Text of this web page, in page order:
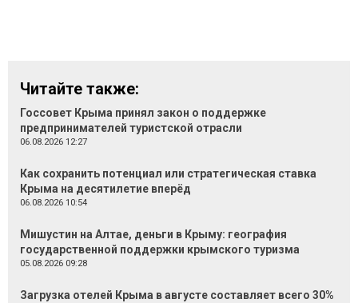
Читайте также:
Госсовет Крыма принял закон о поддержке
предпринимателей туристской отрасли
06.08.2026 12:27
Как сохранить потенциал или стратегическая ставка
Крыма на десятилетие вперёд
06.08.2026 10:54
Мишустин на Алтае, деньги в Крыму: география
государственной поддержки крымского туризма
05.08.2026 09:28
Загрузка отелей Крыма в августе составляет всего 30%